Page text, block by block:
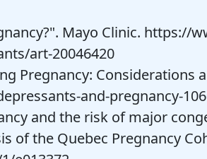
Mayo Clinic.
art-20046420
Pregnancy: Considerations
and-pregnancy-
and the risk of major
of the Quebec Pregnancy